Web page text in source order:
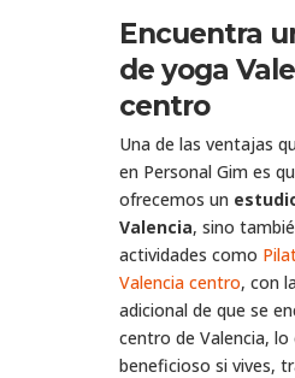
Encuentra
de yoga
centro
Una de las ventajas
en Personal Gim es
ofrecemos un
Valencia, sino
actividades como
Valencia centro, con
adicional de que se
centro de Valencia, lo
beneficioso si vives,